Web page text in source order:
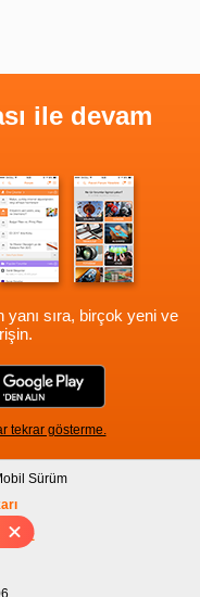
ile devam
yanı sıra, birçok yeni ve
tekrar gösterme.
Sürüm